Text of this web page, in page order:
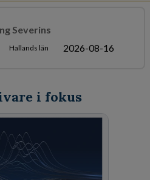
Severins
Hallands län 2026-08-16
i fokus